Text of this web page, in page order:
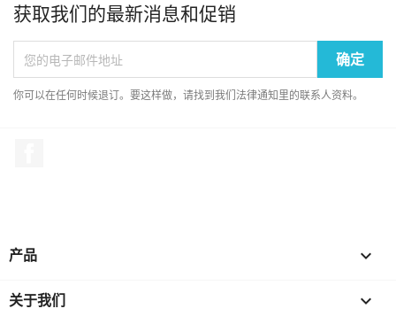
获取我们的最新消息和促销
你可以在任何时候退订。要这样做，请找到我们法律通知里的联系人资料。
产品 
关于我们 